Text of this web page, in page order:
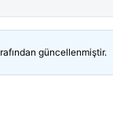
güncellenmiştir.